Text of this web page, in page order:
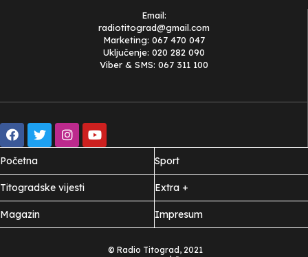
Email:
radiotitograd@gmail.com
Marketing: 067 470 047
Uključenje: 020 282 090
Viber & SMS: 067 311 100
Početna
Titogradske vijesti
Magazin
Sport
Extra +
Impresum
© Radio Titograd, 2021